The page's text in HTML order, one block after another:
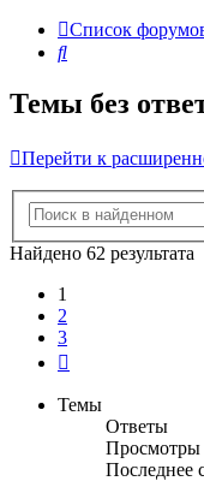
Список
Поиск
Темы без
Перейти к
Найдено 62 результата
1
2
3
Темы
Ответы
Просмотры
Последнее